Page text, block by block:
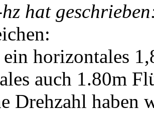
hat
horizontales
auch 1.80m
Drehzahl haben